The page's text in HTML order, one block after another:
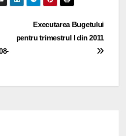
Executarea Bugetului
pentru trimestrul I din 2011